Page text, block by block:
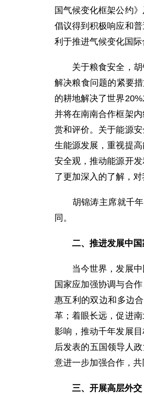
国气候变化框架公约
倡议得到积极响应和
利于推进气候变化国际
关于粮食安全，胡锦
解决粮食问题的紧要
的耕地解决了世界
并将在南南合作框架
赏和评价。关于能源
生能源发展，重视提
安全观，推动能源开
了更加深入的了解，对
胡锦涛主席就千年
同。
二、推进发展中
当今世界，发展中国
国家应加强协调与合
惠互利的双边和多边
革；着眼长远，促进
影响，推动千年发展
后发表的五国领导人
意进一步加强合作，共
三、开展高层外交